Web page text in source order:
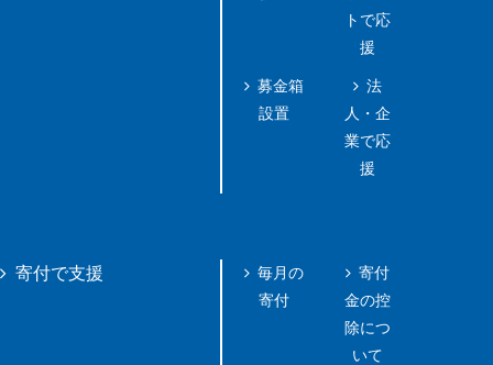
募金箱
設置
トで応
援
法
人・企
業で応
援
寄付で支援
毎月の
寄付
寄付
金の控
除につ
いて